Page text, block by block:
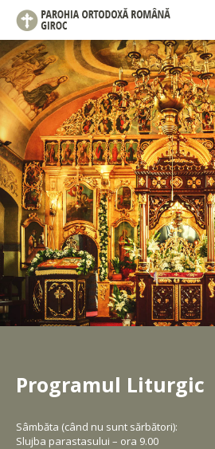
Programul Liturgic
Sâmbăta (când nu sunt sărbători):
Slujba parastasului – ora 9.00